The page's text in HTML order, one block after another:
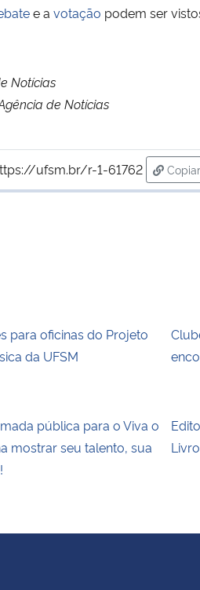
e a votação podem ser
Notícias
de Notícias
ufsm.br/r-1-61762
Copiar
para oficinas do Projeto
da UFSM
pública para o Viva o
mostrar seu talento, sua